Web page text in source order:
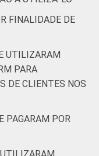
18 82
Regional de
da
de
- TIC
2022.
FINALIDADE DE
UTILIZARAM
PARA
DE CLIENTES NOS
PAGARAM POR